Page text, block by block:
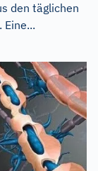
den täglichen
Eine...